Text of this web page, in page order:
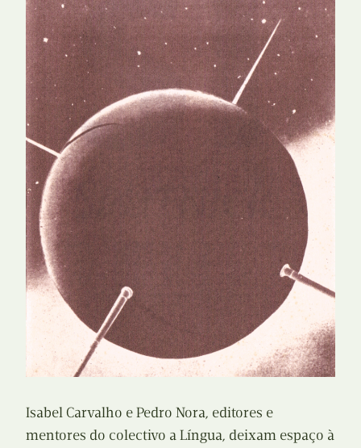
Isabel Carvalho e Pedro Nora, editores e
mentores do colectivo a Língua, deixam espaço à